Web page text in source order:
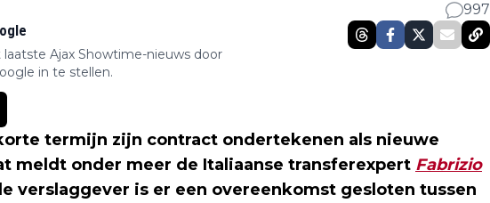
997
Ajax Showtime-nieuws door
in te stellen.
termijn zijn contract ondertekenen als nieuwe
meldt onder meer de Italiaanse transferexpert Fabrizio
verslaggever is er een overeenkomst gesloten tussen